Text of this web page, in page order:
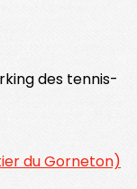
des tennis-